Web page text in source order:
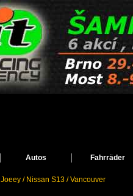
Autos Fahrräder
Joeey / Nissan S13 / Vancouver